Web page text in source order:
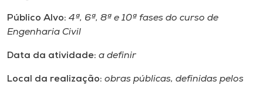
Público Alvo: 4ª, 6ª, 8ª e 10ª fases do curso de
Engenharia Civil
Data da atividade: a definir
Local da realização: obras públicas, definidas pelos